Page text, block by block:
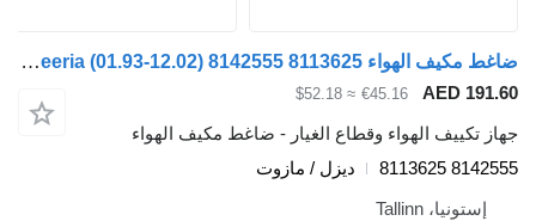
ضاغط مكيف الهواء Volvo FH12 1-seeria (01.93-12.02) 8142555 8113625 لـ السيارات القاطرة Volvo FH12, FH16, NH12, FH, VNL780 (1993-2014)
AED
€45.16
≈ $52.18
تكييف الهواء وقطاع الغيار - ضاغط مكيف الهواء
8142555
ديزل / مازوت
إستونيا، Tallinn